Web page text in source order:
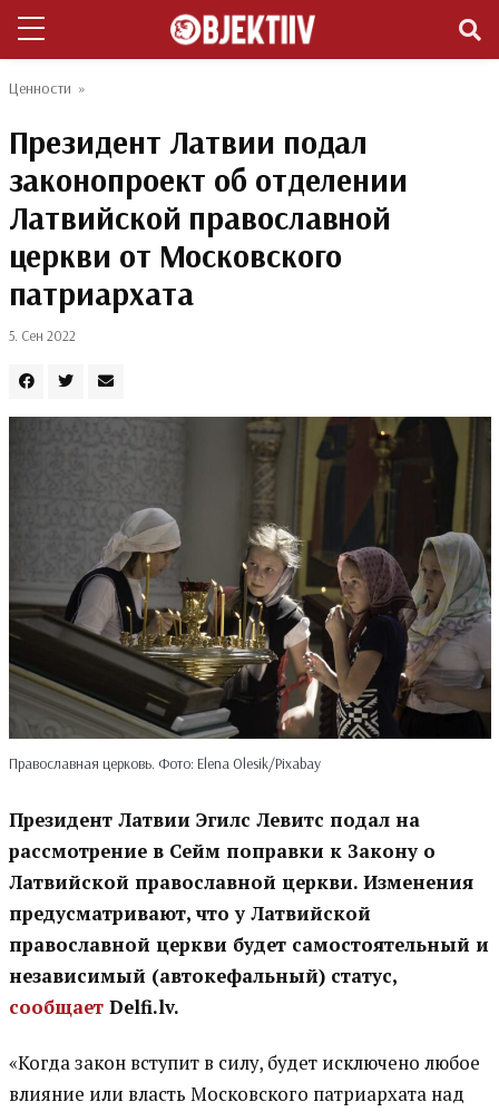
Ценности »
Президент Латвии подал
законопроект об отделении
Латвийской православной
церкви от Московского
патриархата
5. Сен 2022
Православная церковь. Фото: Elena Olesik/Pixabay
Президент Латвии Эгилс Левитс подал на
рассмотрение в Сейм поправки к Закону о
Латвийской православной церкви. Изменения
предусматривают, что у Латвийской
православной церкви будет самостоятельный и
независимый (автокефальный) статус,
сообщаетDelfi.lv.
«Когда закон вступит в силу, будет исключено любое
влияние или власть Московского патриархата над